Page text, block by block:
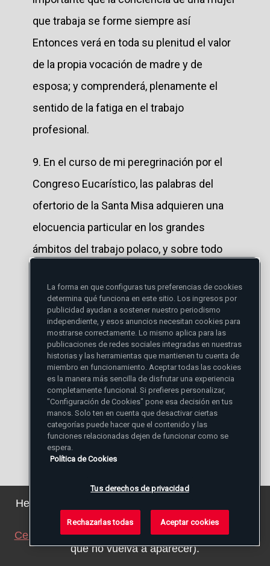
que trabaja se forme siempre así
Entonces verá en toda su plenitud el valor
de la propia vocación de madre y de
esposa; y comprenderá, plenamente el
sentido de la fatiga en el trabajo
profesional.
9. En el curso de mi peregrinación por el
Congreso Eucarístico, las palabras del
ofertorio de la Santa Misa adquieren una
elocuencia particular en los grandes
ámbitos del trabajo polaco, y sobre todo
donde me es posible hablar a las
trabajadoras de la industria textil en el
mismo territorio del establecimiento en
que trabajan.
Al presentar la ofrenda del pan, fruto de la
tierra y del trabajo del hombre, pedimos
que sea para nosotros pan de vida eterna.
Estas palabras se refieren al Cuerpo de
Cristo. En efecto, El es para nosotros
comida de vida eterna mediante el
sacramento de su Cuerpo y de su Sangre:
mediante la Eucaristía.
Hemos actualizado nuestra política de privacidad.
Puede ver los detalles
aquí
Cerrar este aviso (ajustaremos su navegador para
que no vuelva a aparecer).
La forma en que configuras tus preferencias de cookies
determina qué funciona en este sitio. Los ingresos por
publicidad ayudan a sostener nuestro periodismo
independiente, y esos anuncios necesitan cookies para
mostrarse correctamente. Lo mismo aplica para las
publicaciones de redes sociales integradas en nuestras
historias y las herramientas que mantienen tu cuenta de
miembro en funcionamiento. Aceptar todas las cookies
es la manera más sencilla de disfrutar una experiencia
completamente funcional. Si prefieres personalizar,
"Configuración de Cookies" pone esa decisión en tus
manos. Solo ten en cuenta que desactivar ciertas
categorías puede hacer que el contenido y las
funciones relacionadas dejen de funcionar como se
espera.
Política de Cookies
Tus derechos de privacidad
Rechazarlas todas Aceptar cookies